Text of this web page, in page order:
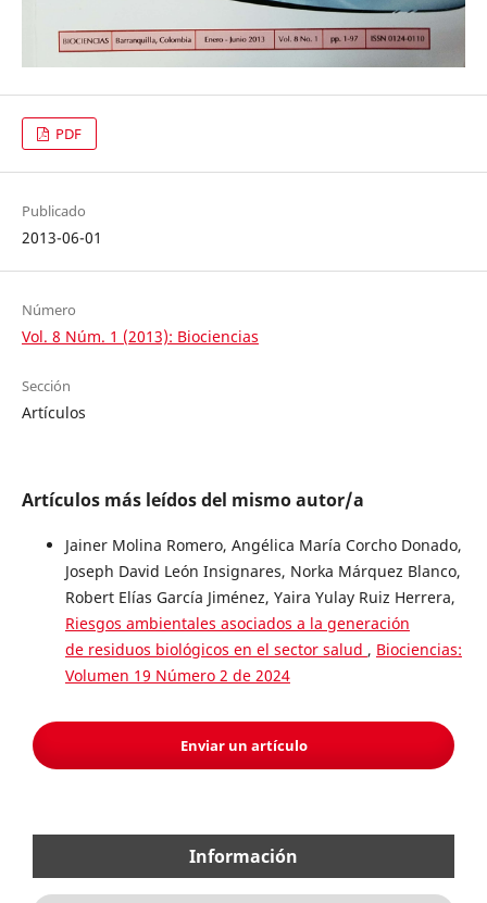
PDF
Publicado
2013-06-01
Número
Vol. 8 Núm. 1 (2013): Biociencias
Sección
Artículos
Artículos más leídos del mismo autor/a
Jainer Molina Romero, Angélica María Corcho Donado,
Joseph David León Insignares, Norka Márquez Blanco,
Robert Elías García Jiménez, Yaira Yulay Ruiz Herrera,
Riesgos ambientales asociados a la generación
de residuos biológicos en el sector salud , Biociencias:
Volumen 19 Número 2 de 2024
Enviar un artículo
Información